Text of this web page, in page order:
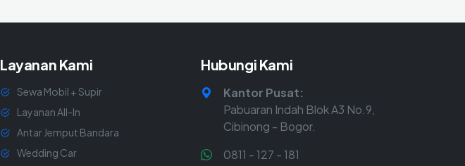
Layanan Kami
Sewa Mobil + Supir
Layanan All-In
Antar Jemput Bandara
Wedding Car
Hubungi Kami
Kantor Pusat:
Pabuaran Indah Blok A3 No.9,
Cibinong - Bogor.
0811 - 127 - 181